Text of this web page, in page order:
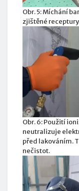
Obr. 5: Míchání
zjištěné
Obr. 6: Použití
neutralizuje
před lakováním.
nečistot.